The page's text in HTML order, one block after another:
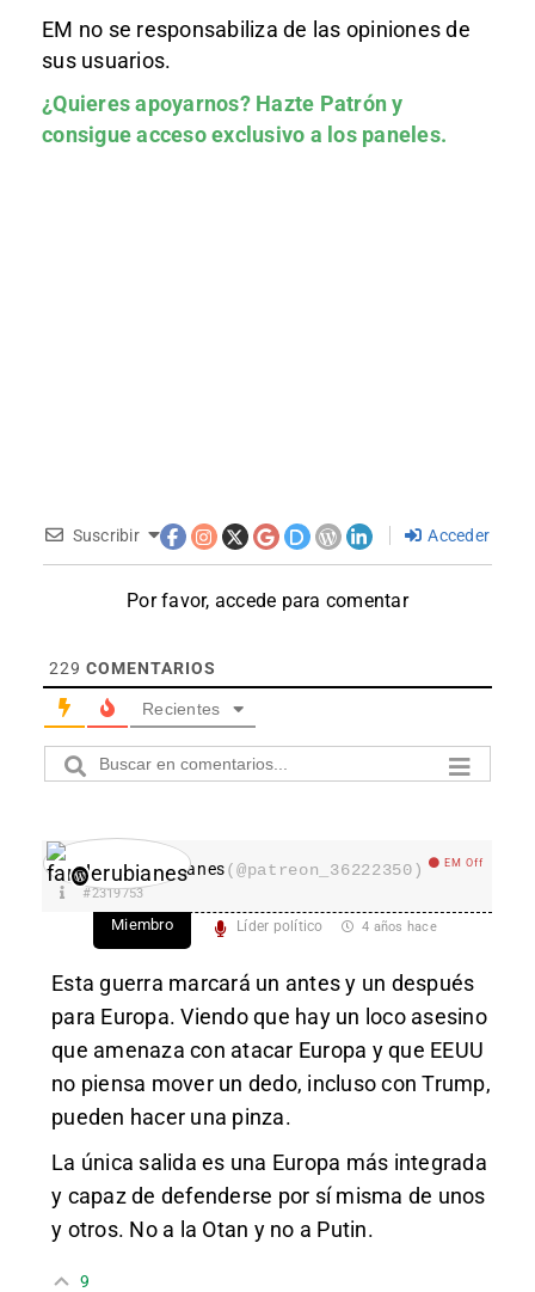
EM no se responsabiliza de las opiniones de
sus usuarios.
¿Quieres apoyarnos? Hazte Patróny
consigue acceso exclusivo a los paneles.
Suscribir Acceder
Por favor, accede para comentar
229 COMENTARIOS
Recientes
fanderubianes(@patreon_36222350) EM Off
#2319753
Miembro Líder político 4 años hace
Esta guerra marcará un antes y un después
para Europa. Viendo que hay un loco asesino
que amenaza con atacar Europa y que EEUU
no piensa mover un dedo, incluso con Trump,
pueden hacer una pinza.
La única salida es una Europa más integrada
y capaz de defenderse por sí misma de unos
y otros. No a la Otan y no a Putin.
9